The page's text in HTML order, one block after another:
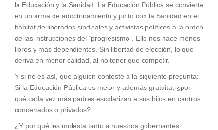
la Educación y la Sanidad. La Educación Pública se convierte
en un arma de adoctrinamiento y junto con la Sanidad en el
hábitat de liberados sindicales y activistas políticos a la orden
de las instrucciones del “progresismo”. Ello nos hace menos
libres y más dependientes. Sin libertad de elección, lo que
deriva en menor calidad, al no tener que competir.
Y si no es así, que alguien conteste a la siguiente pregunta:
Si la Educación Pública es mejor y además gratuita, ¿por
qué cada vez más padres escolarizan a sus hijos en centros
concertados o privados?
¿Y por qué les molesta tanto a nuestros gobernantes